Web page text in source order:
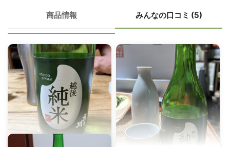
商品情報 みんなの口コミ (5)